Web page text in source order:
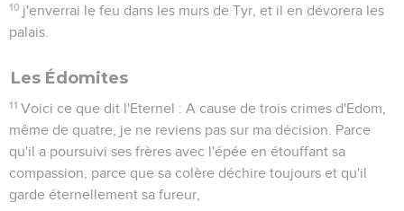
10 j'enverrai le feu dans les murs de Tyr, et il en dévorera les
palais.
Les Édomites
11 Voici ce que dit l'Eternel : A cause de trois crimes d'Edom,
même de quatre, je ne reviens pas sur ma décision. Parce
qu'il a poursuivi ses frères avec l'épée en étouffant sa
compassion, parce que sa colère déchire toujours et qu'il
garde éternellement sa fureur,